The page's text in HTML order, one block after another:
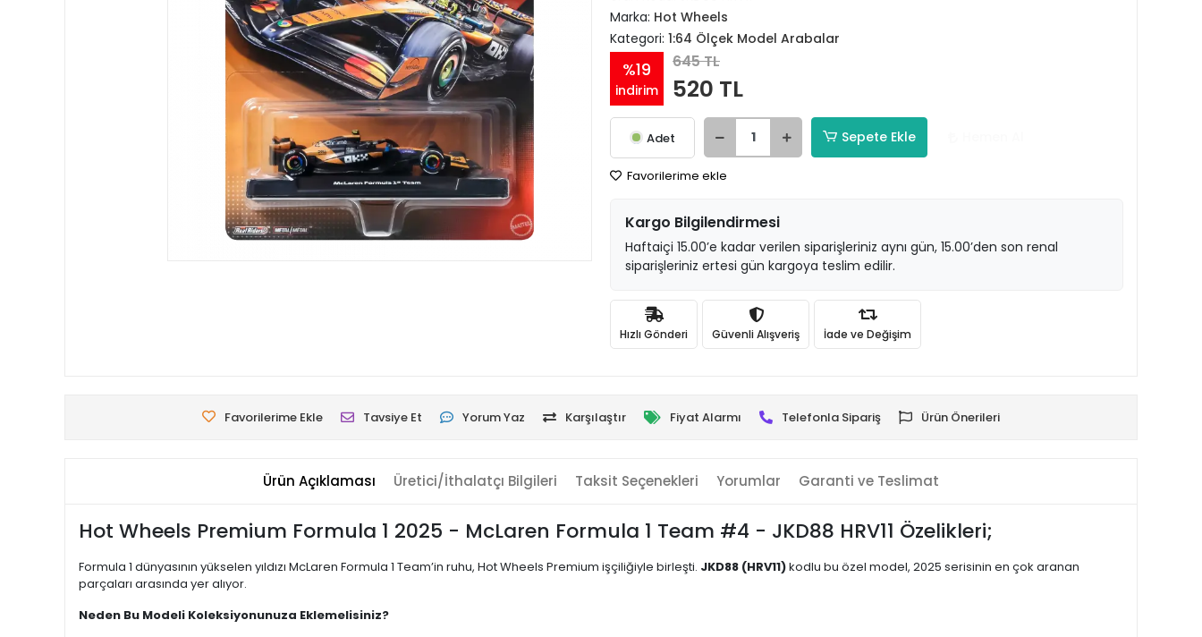
Marka: Hot Wheels
Kategori: 1:64 Ölçek Model Arabalar
%19
indirim
645 TL
520 TL
Adet Sepete Ekle
Favorilerime ekle
Kargo Bilgilendirmesi
Haftaiçi 15.00’e kadar verilen siparişleriniz aynı gün, 15.00’den son renal
siparişleriniz ertesi gün kargoya teslim edilir.
Hızlı Gönderi Güvenli Alışveriş İade ve Değişim
Favorilerime Ekle Tavsiye Et Yorum Yaz Karşılaştır Fiyat Alarmı Telefonla Sipariş Ürün Önerileri
Ürün Açıklaması Üretici/İthalatçı Bilgileri Taksit Seçenekleri Yorumlar Garanti ve Teslimat
Hot Wheels Premium Formula 1 2025 - McLaren Formula 1 Team #4 - JKD88 HRV11 Özelikleri;
Formula 1 dünyasının yükselen yıldızı McLaren Formula 1 Team’in ruhu, Hot Wheels Premium işçiliğiyle birleşti. JKD88 (HRV11)kodlu bu özel model, 2025 serisinin en çok aranan
parçaları arasında yer alıyor.
Neden Bu Modeli Koleksiyonunuza Eklemelisiniz?